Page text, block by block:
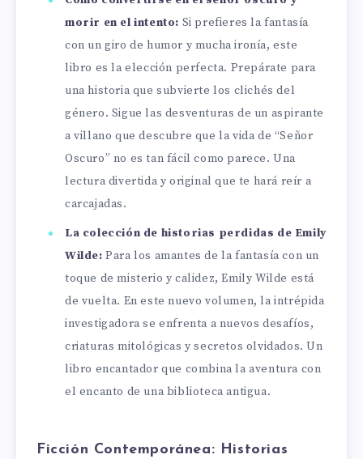
morir en el intento: Si prefieres la fantasía
con un giro de humor y mucha ironía, este
libro es la elección perfecta. Prepárate para
una historia que subvierte los clichés del
género. Sigue las desventuras de un aspirante
a villano que descubre que la vida de “Señor
Oscuro” no es tan fácil como parece. Una
lectura divertida y original que te hará reír a
carcajadas.
La colección de historias perdidas de Emily
Wilde: Para los amantes de la fantasía con un
toque de misterio y calidez, Emily Wilde está
de vuelta. En este nuevo volumen, la intrépida
investigadora se enfrenta a nuevos desafíos,
criaturas mitológicas y secretos olvidados. Un
libro encantador que combina la aventura con
el encanto de una biblioteca antigua.
Ficción Contemporánea: Historias